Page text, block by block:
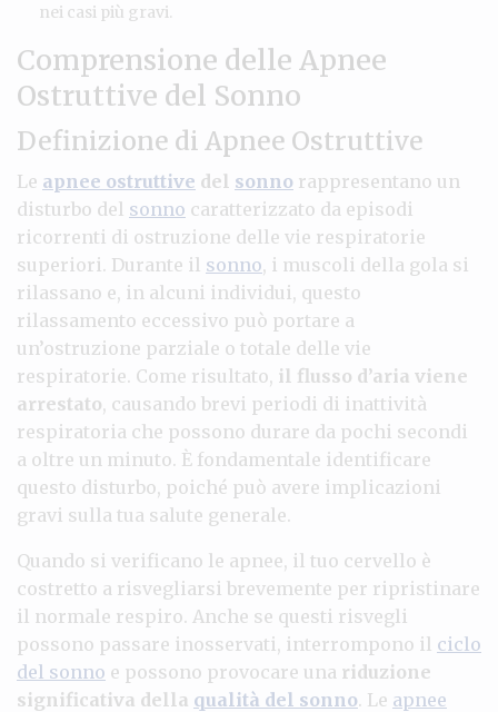
nei casi più gravi.
Comprensione delle Apnee
Ostruttive del Sonno
Definizione di Apnee Ostruttive
Le apnee ostruttive del sonno rappresentano un
disturbo del sonno caratterizzato da episodi
ricorrenti di ostruzione delle vie respiratorie
superiori. Durante il sonno, i muscoli della gola si
rilassano e, in alcuni individui, questo
rilassamento eccessivo può portare a
un’ostruzione parziale o totale delle vie
respiratorie. Come risultato, il flusso d’aria viene
arrestato, causando brevi periodi di inattività
respiratoria che possono durare da pochi secondi
a oltre un minuto. È fondamentale identificare
questo disturbo, poiché può avere implicazioni
gravi sulla tua salute generale.
Quando si verificano le apnee, il tuo cervello è
costretto a risvegliarsi brevemente per ripristinare
il normale respiro. Anche se questi risvegli
possono passare inosservati, interrompono il ciclo
del sonno e possono provocare una riduzione
significativa della qualità del sonno. Le apnee